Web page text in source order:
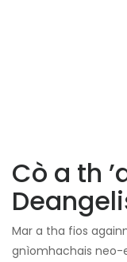
Cò a th
Mar a tha fios
gnìomhachais neo-